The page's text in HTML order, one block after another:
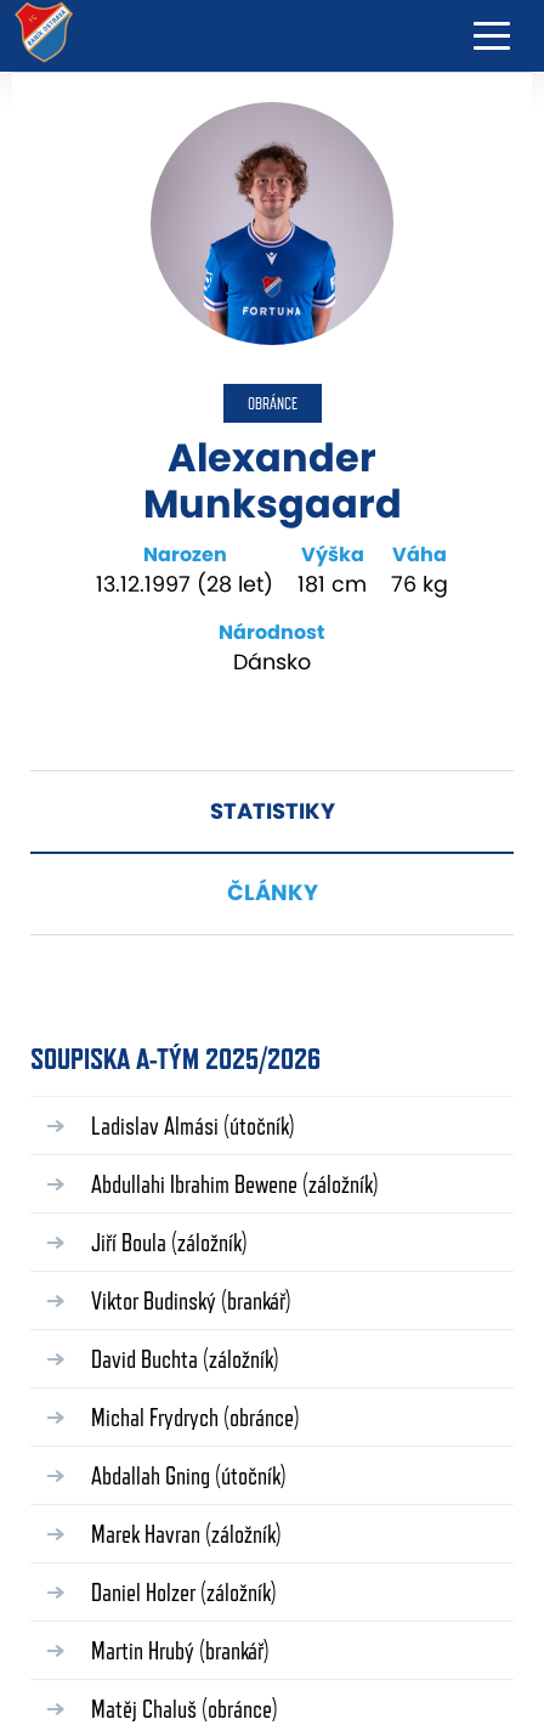
OBRÁNCE
Alexander
Munksgaard
Narozen
13.12.1997 (28 let)
Výška
181 cm
Váha
76 kg
Národnost
Dánsko
STATISTIKY
ČLÁNKY
SOUPISKA A-TÝM 2025/2026
Ladislav Almási (útočník)
Abdullahi Ibrahim Bewene (záložník)
Jiří Boula (záložník)
Viktor Budinský (brankář)
David Buchta (záložník)
Michal Frydrych (obránce)
Abdallah Gning (útočník)
Marek Havran (záložník)
Daniel Holzer (záložník)
Martin Hrubý (brankář)
Matěj Chaluš (obránce)